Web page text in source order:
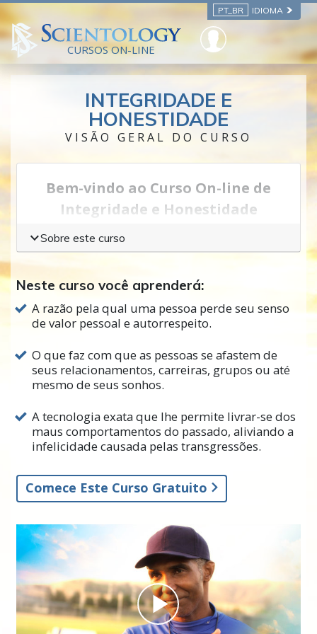
PT_BR IDIOMA
CURSOS ON-LINE
INTEGRIDADE E
HONESTIDADE
VISÃO GERAL DO CURSO
Bem-vindo ao Curso On-line de
Integridade e Honestidade
Pode-se dizer que a
o que você sabe que é verdadeiro e correto,
faz você perder a sua integridade e, com ela, o
seuautorrespeito ? Como este pode ser
recuperado?
E o que faz com que as pessoasse retiremda
vida? Deixem um trabalho de que
costumavam gostar? Ou desistam das
elas? A gente sabe de pessoas que
despedaçam casamentos e vão embora sem
nenhuma saída para esse problema sério.
Uma pessoa pode se sentir mal pelo que fez
no passado e não parece ser capaz de
conseguir qualquer alívio. Mas lamentar o
passado não precisa arrancar você do
envolvimento no presente.
L. Ron Hubbard descobriu o que realmente
faz com que as pessoas se retirem do
Sobre este curso
Neste curso você aprenderá:
A razão pela qual uma pessoa perde seu senso
de valor pessoal e autorrespeito.
O que faz com que as pessoas se afastem de
seus relacionamentos, carreiras, grupos ou até
mesmo de seus sonhos.
A tecnologia exata que lhe permite livrar-se dos
maus comportamentos do passado, aliviando a
infelicidade causada pelas transgressões.
Comece Este Curso Gratuito